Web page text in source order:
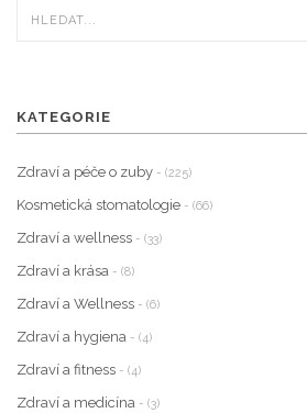
KATEGORIE
Zdraví a péče o zuby - (225)
Kosmetická stomatologie - (66)
Zdraví a wellness - (33)
Zdraví a krása - (8)
Zdraví a Wellness - (6)
Zdraví a hygiena - (4)
Zdraví a fitness - (4)
Zdraví a medicína - (3)